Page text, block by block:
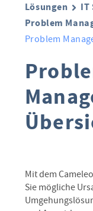
Lösungen
IT
Problem
Problem
Mit dem
Sie mögliche